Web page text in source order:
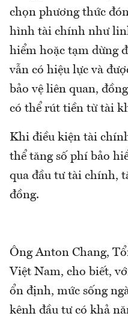
chọn phương thức
hình tài chính như
hiểm hoặc tạm dừng
vẫn có hiệu lực và
bảo vệ liên quan,
có thể rút tiền từ tài
Khi điều kiện tài
thể tăng số phí bảo
qua đầu tư tài chính,
đồng.
Ông Anton Chang,
Việt Nam, cho biết,
ổn định, mức sống
kênh đầu tư có khả